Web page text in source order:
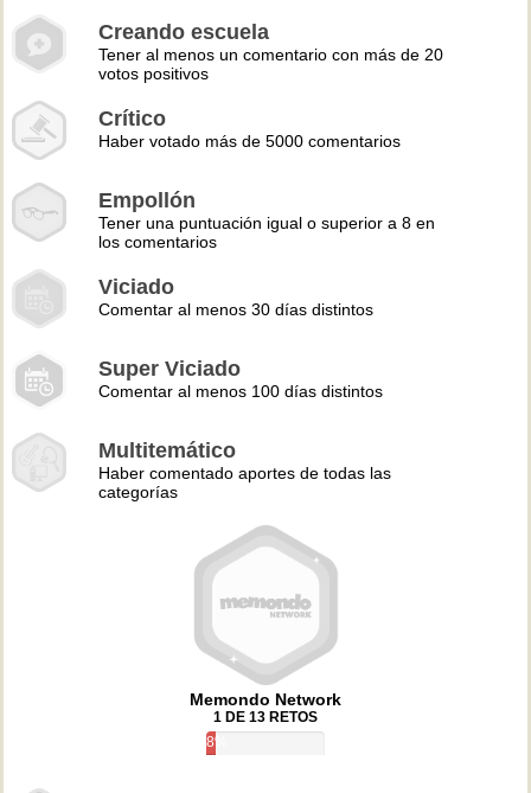
Creando escuela
Tener al menos un comentario con más de 20
votos positivos
Crítico
Haber votado más de 5000 comentarios
Empollón
Tener una puntuación igual o superior a 8 en
los comentarios
Viciado
Comentar al menos 30 días distintos
Super Viciado
Comentar al menos 100 días distintos
Multitemático
Haber comentado aportes de todas las
categorías
Memondo Network
1 DE 13 RETOS
8%